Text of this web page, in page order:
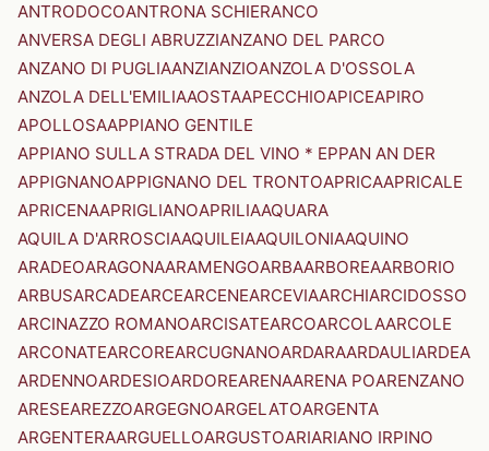
ANTRODOCOANTRONA SCHIERANCO
ANVERSA DEGLI ABRUZZIANZANO DEL PARCO
ANZANO DI PUGLIAANZIANZIOANZOLA D'OSSOLA
ANZOLA DELL'EMILIAAOSTAAPECCHIOAPICEAPIRO
APOLLOSAAPPIANO GENTILE
APPIANO SULLA STRADA DEL VINO * EPPAN AN DER
APPIGNANOAPPIGNANO DEL TRONTOAPRICAAPRICALE
APRICENAAPRIGLIANOAPRILIAAQUARA
AQUILA D'ARROSCIAAQUILEIAAQUILONIAAQUINO
ARADEOARAGONAARAMENGOARBAARBOREAARBORIO
ARBUSARCADEARCEARCENEARCEVIAARCHIARCIDOSSO
ARCINAZZO ROMANOARCISATEARCOARCOLAARCOLE
ARCONATEARCOREARCUGNANOARDARAARDAULIARDEA
ARDENNOARDESIOARDOREARENAARENA POARENZANO
ARESEAREZZOARGEGNOARGELATOARGENTA
ARGENTERAARGUELLOARGUSTOARIARIANO IRPINO